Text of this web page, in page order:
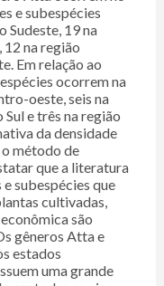
e subespécies
Sudeste, 19 na
12 na região
Em relação ao
ocorrem na
oeste, seis na
e três na região
da densidade
método de
que a literatura
subespécies que
cultivadas,
são
gêneros Atta e
estados
uma grande